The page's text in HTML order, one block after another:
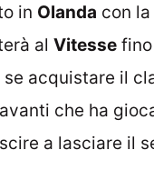
in Olanda con
al Vitesse
acquistare il
che ha
a lasciare il